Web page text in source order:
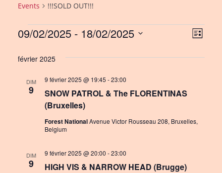
Events !!!SOLD OUT!!!
Events
V
N
E
L
s
09/02/2025 - 18/02/2025
e
février 2025
DIM
9
SNOW PATROL & The FLORENTINAS
(Bruxelles)
9 février 2025 @ 19:45 -23:00
Forest NationalAvenue Victor Rousseau 208, Bruxelles,
Belgium
DIM
9 HIGH VIS & NARROW HEAD (Brugge)
9 février 2025 @ 20:00 -23:00